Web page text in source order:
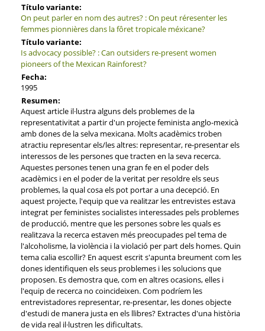
Título variante:
On peut parler en nom des autres? : On peut réresenter les
femmes pionnières dans la fôret tropicale méxicane?
Título variante:
Is advocacy possible? : Can outsiders re-present women
pioneers of the Mexican Rainforest?
Fecha:
1995
Resumen:
Aquest article il·lustra alguns dels problemes de la
representativitat a partir d'un projecte feminista anglo-mexicà
amb dones de la selva mexicana. Molts acadèmics troben
atractiu representar els/les altres: representar, re-presentar els
interessos de les persones que tracten en la seva recerca.
Aquestes persones tenen una gran fe en el poder dels
acadèmics i en el poder de la veritat per resoldre els seus
problemes, la qual cosa els pot portar a una decepció. En
aquest projecte, l'equip que va realitzar les entrevistes estava
integrat per feministes socialistes interessades pels problemes
de producció, mentre que les persones sobre les quals es
realitzava la recerca estaven més preocupades pel tema de
l'alcoholisme, la violència i la violació per part dels homes. Quin
tema calia escollir? En aquest escrit s'apunta breument com les
dones identifiquen els seus problemes i les solucions que
proposen. Es demostra que, com en altres ocasions, elles i
l'equip de recerca no coincideixen. Com podríem les
entrevistadores representar, re-presentar, les dones objecte
d'estudi de manera justa en els llibres? Extractes d'una història
de vida real il·lustren les dificultats.